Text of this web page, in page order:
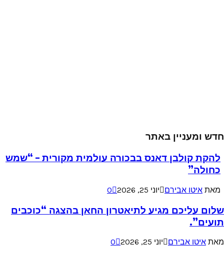
חדש ומעניין באתר
להקת קולבן דאנס בבכורה עולמית מקורית – “שמש
כחולה”
מאת איטו אבירם יוני 25, 2026 0
שלום עליכם מגיע לתיאטרון החאן בהצגה “כוכבים
תועים”.
מאת איטו אבירם יוני 25, 2026 0